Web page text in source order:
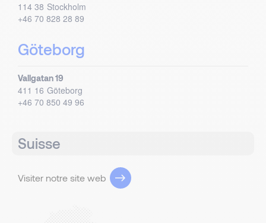
114 38 Stockholm
+46 70 828 28 89
Göteborg
Vallgatan 19
411 16 Göteborg
+46 70 850 49 96
Suisse
Visiter notre site web